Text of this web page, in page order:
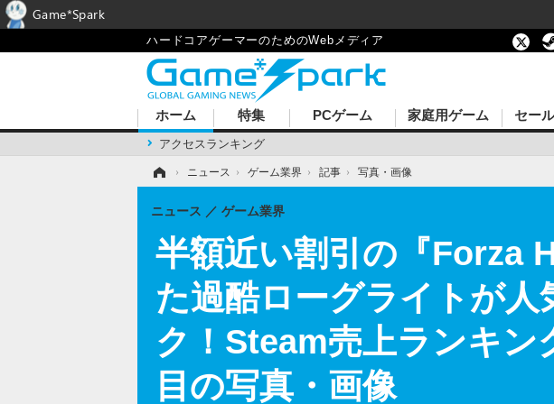
ハードコアゲーマーのためのWebメディア
ホーム
アクセスランキング
特集 PCゲーム 家庭用ゲーム セー
› ニュース › ゲーム業界 › 記事 › 写真・画像
半額近い割引の『Forza
た過酷ローグライトが
ク！Steam売上ランキン
目の写真・画像
ニュース ゲーム業界
Game*Spark